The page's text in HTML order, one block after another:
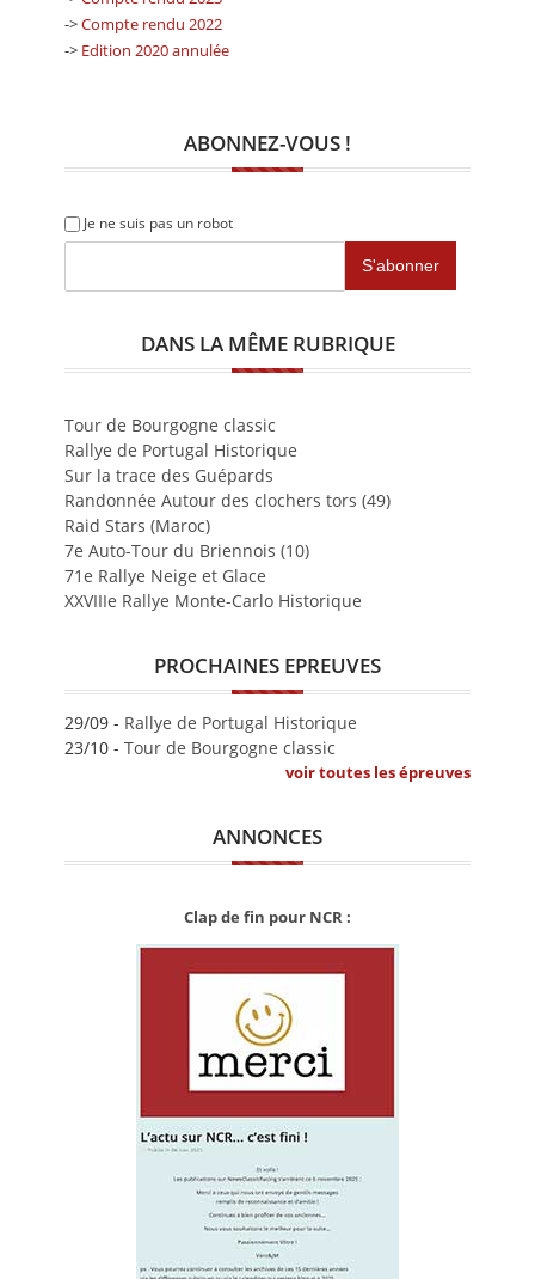
->Compte rendu 2022
-> Edition 2020 annulée
ABONNEZ-VOUS !
Je ne suis pas un robot
DANS LA MÊME RUBRIQUE
Tour de Bourgogne classic
Rallye de Portugal Historique
Sur la trace des Guépards
Randonnée Autour des clochers tors (49)
Raid Stars (Maroc)
7e Auto-Tour du Briennois (10)
71e Rallye Neige et Glace
XXVIIIe Rallye Monte-Carlo Historique
PROCHAINES EPREUVES
29/09 - Rallye de Portugal Historique
23/10 - Tour de Bourgogne classic
voir toutes les épreuves
ANNONCES
Clap de fin pour NCR :